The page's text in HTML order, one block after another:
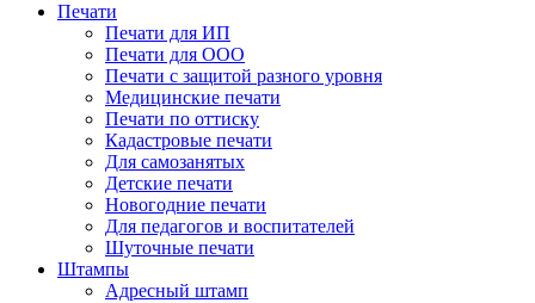
Печати
Печати для ИП
Печати для ООО
Печати с защитой разного уровня
Медицинские печати
Печати по оттиску
Кадастровые печати
Для самозанятых
Детские печати
Новогодние печати
Для педагогов и воспитателей
Шуточные печати
Штампы
Адресный штамп